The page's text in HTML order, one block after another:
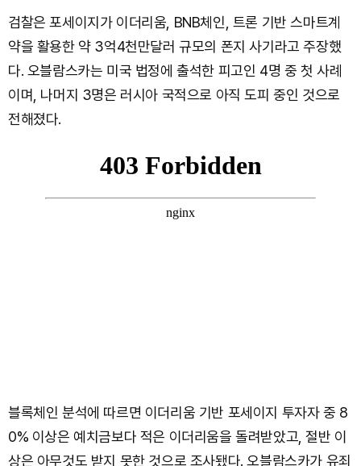
검찰은 포세이지가 이더리움, BNB체인, 트론 기반 스마트계
약을 활용한 약 3억4천만달러 규모의 폰지 사기라고 주장했
다. 오블람스카는 미국 법정에 출석한 피고인 4명 중 첫 사례
이며, 나머지 3명은 러시아 국적으로 아직 도피 중인 것으로
전해졌다.
블록체인 분석에 따르면 이더리움 기반 포세이지 투자자 중 8
0% 이상은 예치금보다 적은 이더리움을 돌려받았고, 절반 이
상은 아무것도 받지 못한 것으로 조사됐다. 오블람스카가 유죄